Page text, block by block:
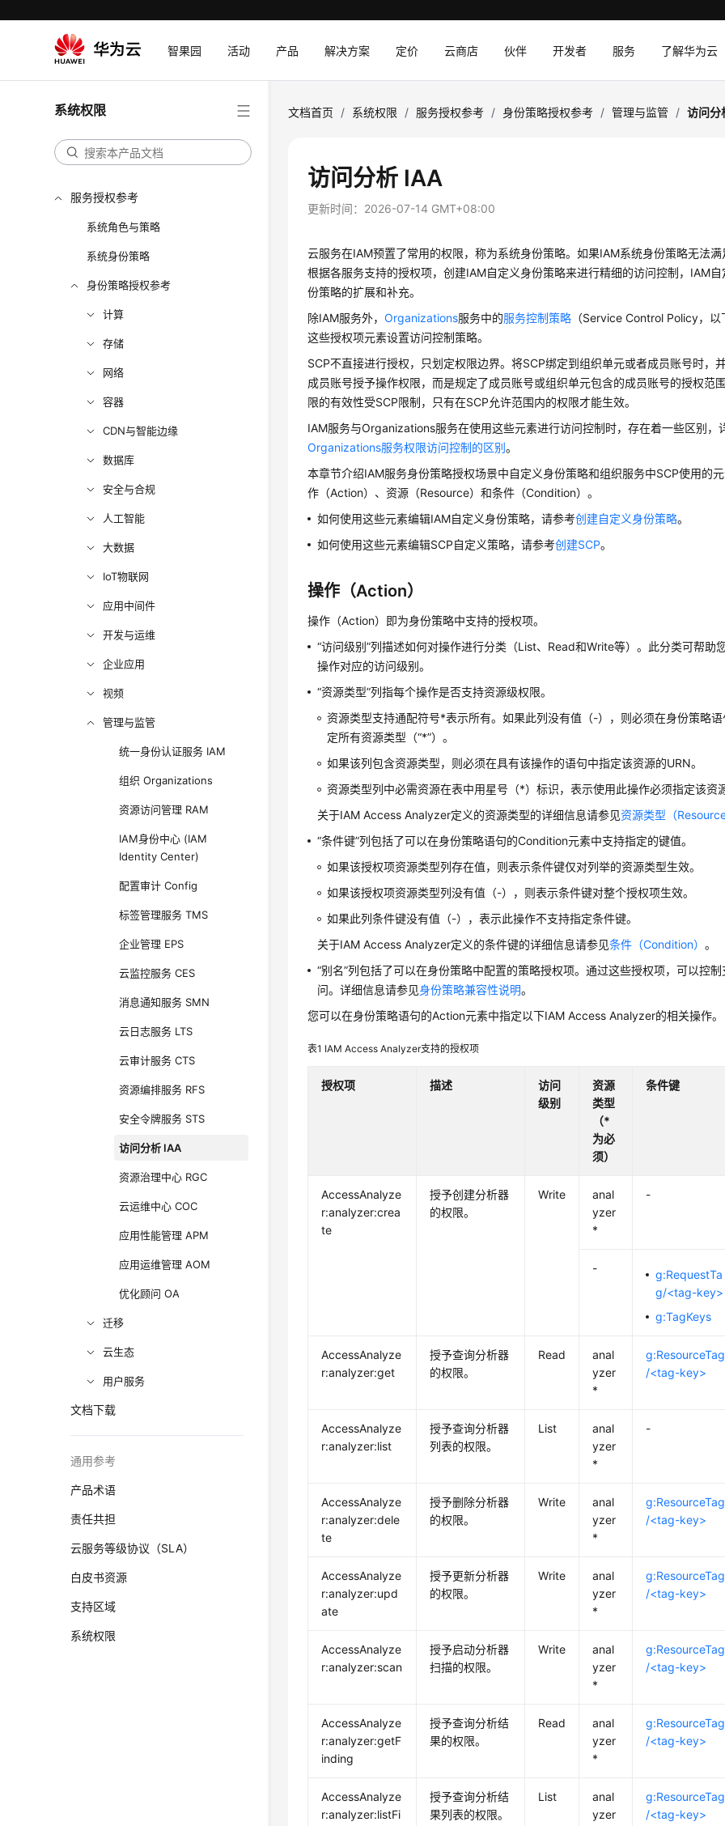
智果园 活动 产品 解决方案 定价 云商店 伙伴 开发者 服务 了解华为云
系统权限
服务授权参考
系统角色与策略
系统身份策略
身份策略授权参考
计算
存储
网络
容器
CDN与智能边缘
数据库
安全与合规
人工智能
大数据
IoT物联网
应用中间件
开发与运维
企业应用
视频
管理与监管
统一身份认证服务 IAM
组织 Organizations
资源访问管理 RAM
IAM身份中心 (IAM
Identity Center)
配置审计 Config
标签管理服务 TMS
企业管理 EPS
云监控服务 CES
消息通知服务 SMN
云日志服务 LTS
云审计服务 CTS
资源编排服务 RFS
安全令牌服务 STS
访问分析 IAA
资源治理中心 RGC
云运维中心 COC
应用性能管理 APM
应用运维管理 AOM
优化顾问 OA
迁移
云生态
用户服务
文档下载
通用参考
产品术语
责任共担
云服务等级协议（SLA）
白皮书资源
支持区域
系统权限
文档首页 / 系统权限 / 服务授权参考 / 身份策略授权参考 / 管理与监管 / 访问分
访问分析 IAA
更新时间： 2026-07-14 GMT+08:00
云服务在IAM预置了常用的权限，称为系统身份策略。如果IAM系统身份策略无法
根据各服务支持的授权项，创建IAM自定义身份策略来进行精细的访问控制，IAM
份策略的扩展和补充。
除IAM服务外，Organizations服务中的服务控制策略 （Service Control Policy，
这些授权项元素设置访问控制策略。
SCP不直接进行授权，只划定权限边界。将SCP绑定到组织单元或者成员账号时，
成员账号授予操作权限，而是规定了成员账号或组织单元包含的成员账号的授权范
限的有效性受SCP限制，只有在SCP允许范围内的权限才能生效。
IAM服务与Organizations服务在使用这些元素进行访问控制时，存在着一些区别，
Organizations服务权限访问控制的区别。
本章节介绍IAM服务身份策略授权场景中自定义身份策略和组织服务中SCP使用的
作（Action）、资源（Resource）和条件（Condition）。
如何使用这些元素编辑IAM自定义身份策略，请参考创建自定义身份策略。
如何使用这些元素编辑SCP自定义策略，请参考创建SCP。
操作（Action）
操作（Action）即为身份策略中支持的授权项。
“访问级别”列描述如何对操作进行分类（List、Read和Write等）。此分类可帮助
操作对应的访问级别。
“资源类型”列指每个操作是否支持资源级权限。
资源类型支持通配符号*表示所有。如果此列没有值（-），则必须在身份策略
定所有资源类型（“*”）。
如果该列包含资源类型，则必须在具有该操作的语句中指定该资源的URN。
资源类型列中必需资源在表中用星号（*）标识，表示使用此操作必须指定该资
关于IAM Access Analyzer定义的资源类型的详细信息请参见资源类型（
“条件键”列包括了可以在身份策略语句的Condition元素中支持指定的键值。
如果该授权项资源类型列存在值，则表示条件键仅对列举的资源类型生效。
如果该授权项资源类型列没有值（-），则表示条件键对整个授权项生效。
如果此列条件键没有值（-），表示此操作不支持指定条件键。
关于IAM Access Analyzer定义的条件键的详细信息请参见条件（Condition）。
“别名”列包括了可以在身份策略中配置的策略授权项。通过这些授权项，可以控
问。详细信息请参见身份策略兼容性说明。
您可以在身份策略语句的Action元素中指定以下IAM Access Analyzer的相关操作。
表1 IAM Access Analyzer支持的授权项
授权项 描述
访问
级别
资源
类型
（*
为必
须）
条件键
AccessAnalyze
r:analyzer:crea
te
授予创建分析器
的权限。
Write
anal
yzer
*
-
-
g:RequestTa
g/<tag-key>
g:TagKeys
AccessAnalyze
r:analyzer:get
授予查询分析器
的权限。
Read
anal
yzer
*
g:ResourceTag
/<tag-key>
AccessAnalyze
r:analyzer:list
授予查询分析器
列表的权限。
List
anal
yzer
*
-
AccessAnalyze
r:analyzer:dele
te
授予删除分析器
的权限。
Write
anal
yzer
*
g:ResourceTag
/<tag-key>
AccessAnalyze
r:analyzer:upd
ate
授予更新分析器
的权限。
Write
anal
yzer
*
g:ResourceTag
/<tag-key>
AccessAnalyze
r:analyzer:scan
授予启动分析器
扫描的权限。
Write
anal
yzer
*
g:ResourceTag
/<tag-key>
AccessAnalyze
r:analyzer:getF
inding
授予查询分析结
果的权限。
Read
anal
yzer
*
g:ResourceTag
/<tag-key>
AccessAnalyze
r:analyzer:listFi
授予查询分析结
果列表的权限。
List
anal
yzer
g:ResourceTag
/<tag-key>